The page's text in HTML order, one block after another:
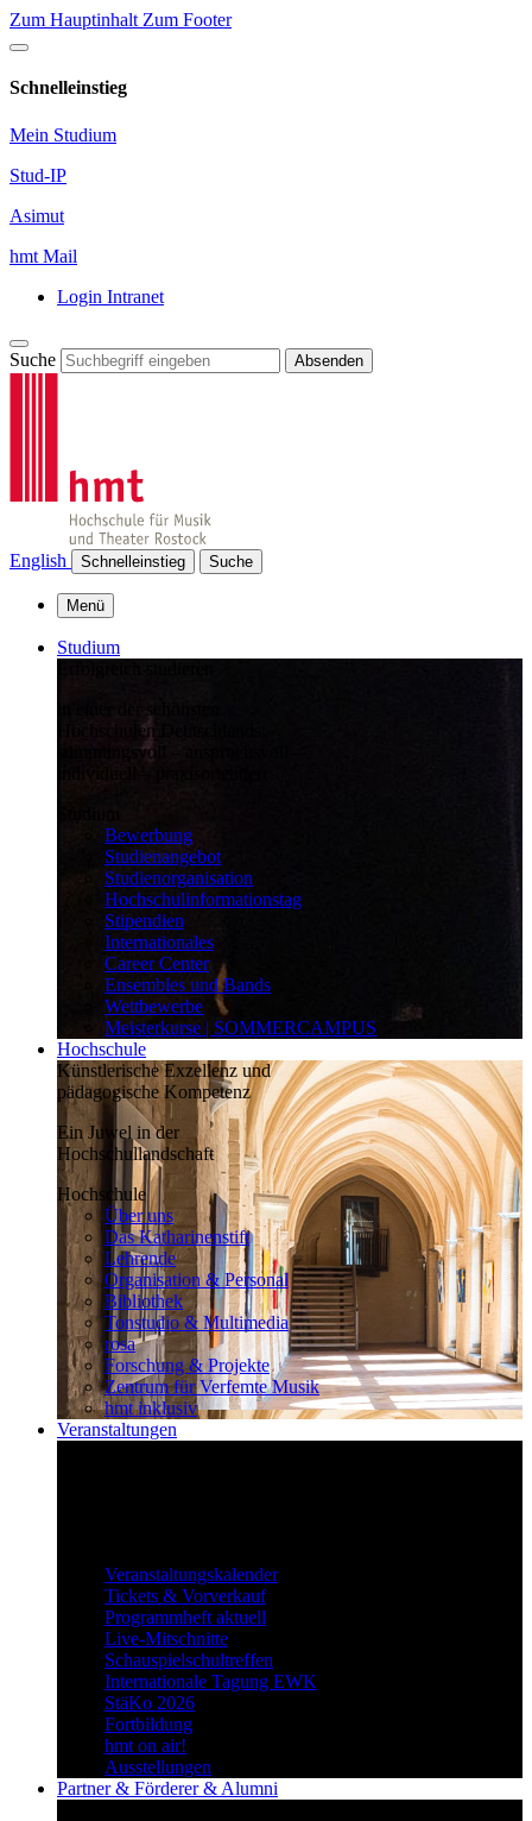
Zum Hauptinhalt Zum Footer
Schnelleinstieg
Mein Studium
Stud-IP
Asimut
hmt Mail
Login Intranet
Suche Absenden
English Schnelleinstieg Suche
Menü
Studium
in einer der schönsten
Hochschulen Deutschlands:
stimmungsvoll – anspruchsvoll –
individuell – praxisorientiert
Bewerbung
Studienangebot
Studienorganisation
Hochschulinformationstag
Stipendien
Internationales
Career Center
Ensembles und Bands
Wettbewerbe
Meisterkurse | SOMMERCAMPUS
Hochschule
Künstlerische Exzellenz und
pädagogische Kompetenz
Ein Juwel in der
Hochschullandschaft
Hochschule
Über uns
Das Katharinenstift
Lehrende
Organisation & Personal
Bibliothek
Tonstudio & Multimedia
rosa
Forschung & Projekte
Zentrum für Verfemte Musik
hmt inklusiv
Veranstaltungen
Veranstaltungskalender
Tickets & Vorverkauf
Programmheft aktuell
Live-Mitschnitte
Schauspielschultreffen
Internationale Tagung EWK
StäKo 2026
Fortbildung
hmt on air!
Ausstellungen
Partner & Förderer & Alumni